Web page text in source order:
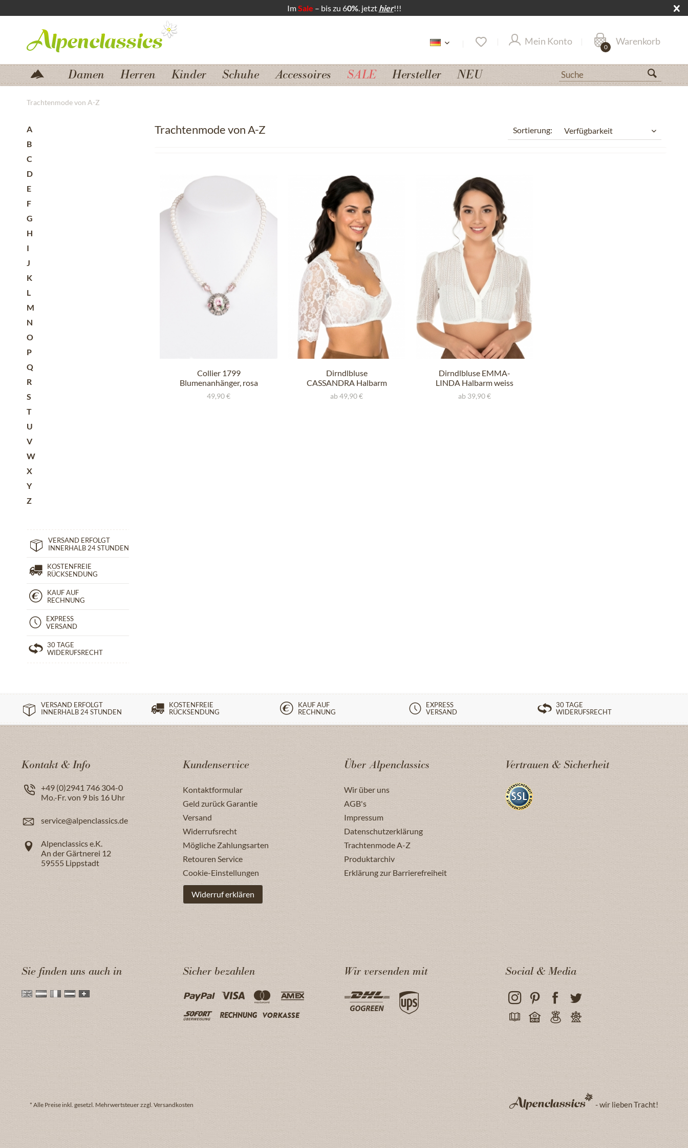
ImSale – bis zu 60%. jetzt hier!!!
Zum Hauptbereich springen
Mein Konto Warenkorb
0
Damen Herren Kinder Schuhe Accessoires SALE Hersteller NEU
Trachtenmode von A-Z
A
B
C
D
E
F
G
H
I
J
K
L
M
N
O
P
Q
R
S
T
U
V
W
X
Y
Z
VERSAND ERFOLGT
INNERHALB 24 STUNDEN
KOSTENFREIE
RÜCKSENDUNG
KAUF AUF
RECHNUNG
EXPRESS
VERSAND
30 TAGE
WIDERUFSRECHT
Trachtenmode von A-Z Sortierung:
Collier 1799
Blumenanhänger, rosa
49,90 €
Dirndlbluse
CASSANDRA Halbarm
weiss Spitze
ab 49,90 €
Dirndlbluse EMMA-
LINDA Halbarm weiss
ab 39,90 €
VERSAND ERFOLGT
INNERHALB 24 STUNDEN
KOSTENFREIE
RÜCKSENDUNG
KAUF AUF
RECHNUNG
EXPRESS
VERSAND
30 TAGE
WIDERUFSRECHT
Kontakt & Info
+49 (0)2941 746 304-0
Mo.-Fr. von 9 bis 16 Uhr
service@alpenclassics.de
Alpenclassics e.K.
An der Gärtnerei 12
59555 Lippstadt
Kundenservice
Kontaktformular
Geld zurück Garantie
Versand
Widerrufsrecht
Mögliche Zahlungsarten
Retouren Service
Cookie-Einstellungen
Widerruf erklären
Über Alpenclassics
Wir über uns
AGB's
Impressum
Datenschutzerklärung
Trachtenmode A-Z
Produktarchiv
Erklärung zur Barrierefreiheit
Vertrauen & Sicherheit
Sie finden uns auch in Sicher bezahlen Wir versenden mit Social & Media
* Alle Preise inkl. gesetzl. Mehrwertsteuer zzgl. Versandkosten - wir lieben Tracht!